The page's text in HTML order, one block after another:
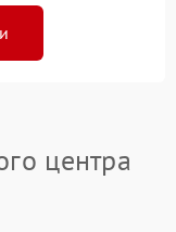
центра